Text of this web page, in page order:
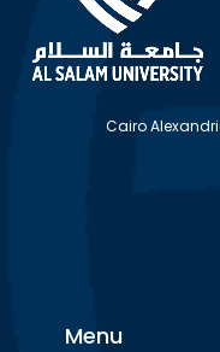
Cairo
Menu